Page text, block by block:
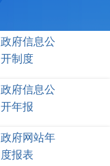
政府信息公
开制度
政府信息公
开年报
政府网站年
度报表